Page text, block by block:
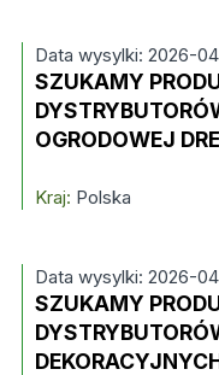
Data wysylki: 2026-
SZUKAMY
OGRODOWEJ
Kraj: Polska
Data wysylki: 2026-
SZUKAMY